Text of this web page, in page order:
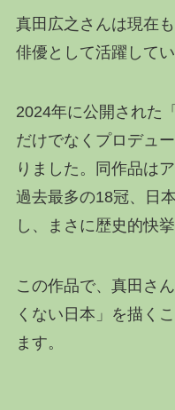
真田広之さんは現在
俳優として活躍してい
2024年に公開された
だけでなくプロデュ
りました。同作品は
過去最多の18冠、日
し、まさに歴史的快
この作品で、真田さ
くない日本」を描く
ます。